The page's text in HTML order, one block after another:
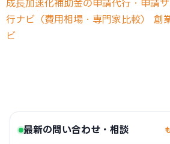
成長加速化補助金の申請代行・申請
行ナビ（費用相場・専門家比較）
創
ビ
最新の問い合わせ・相談